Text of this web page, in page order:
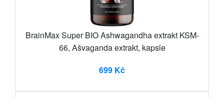
BrainMax Super BIO Ashwagandha extrakt KSM-
66, Ašvaganda extrakt, kapsle
699 Kč